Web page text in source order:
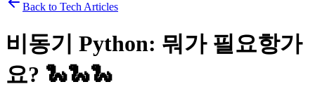
Back to Tech Articles
비동기 Python: 뭐가 필요항가
요? 🐍🐍🐍